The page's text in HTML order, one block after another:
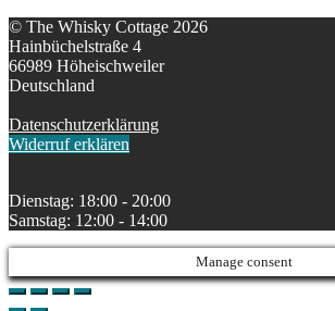
© The Whisky Cottage 2026
Hainbüchelstraße 4
66989 Höheischweiler
Deutschland
Datenschutzerklärung
Widerruf erklären
Dienstag: 18:00 - 20:00
Samstag: 12:00 - 14:00
Manage consent